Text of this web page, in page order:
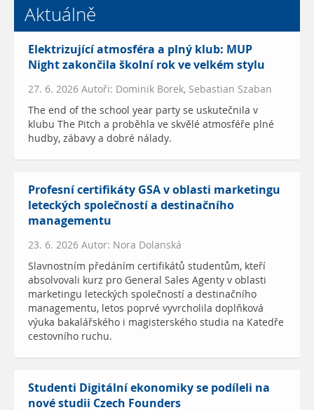
Aktuálně
Elektrizující atmosféra a plný klub: MUP
Night zakončila školní rok ve velkém stylu
27. 6. 2026 Autoři: Dominik Borek, Sebastian Szaban
The end of the school year party se uskutečnila v
klubu The Pitch a proběhla ve skvělé atmosféře plné
hudby, zábavy a dobré nálady.
Profesní certifikáty GSA v oblasti marketingu
leteckých společností a destinačního
managementu
23. 6. 2026 Autor: Nora Dolanská
Slavnostním předáním certifikátů studentům, kteří
absolvovali kurz pro General Sales Agenty v oblasti
marketingu leteckých společností a destinačního
managementu, letos poprvé vyvrcholila doplňková
výuka bakalářského i magisterského studia na Katedře
cestovního ruchu.
Studenti Digitální ekonomiky se podíleli na
nové studii Czech Founders